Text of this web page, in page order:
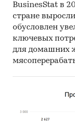
BusinesStat в
стране
обусловлен
ключевых
для домашних